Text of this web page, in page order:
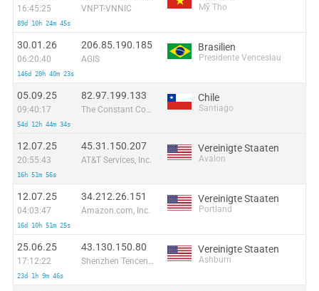
16:45:25
89d 10h 24m 45s
VNPT-VNNIC Mỹ Tho
30.01.26
06:20:40
146d 20h 40m 23s
206.85.190.185
AGIS
Brasilien
Presidente Venceslau
05.09.25
09:40:17
54d 12h 44m 34s
82.97.199.133
The Constant Company, LLC
Chile
Santiago
12.07.25
20:55:43
16h 51m 56s
45.31.150.207
AT&T Services, Inc.
Vereinigte Staaten
Avalon
12.07.25
04:03:47
16d 10h 51m 25s
34.212.26.151
Amazon.com, Inc.
Vereinigte Staaten
Portland
25.06.25
17:12:22
23d 1h 9m 46s
43.130.150.80
Shenzhen Tencent Computer Systems Company Limited
Vereinigte Staaten
Ashburn